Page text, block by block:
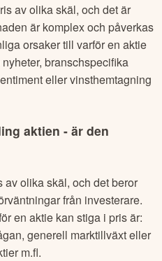
av olika skäl, och det är
är komplex och påverkas
orsaker till varför en aktie
branschspecifika
eller vinsthemtagning
aktien - är den
av olika skäl, och det beror
från investerare.
en aktie kan stiga i pris är:
generell marktillväxt eller
m.fl.